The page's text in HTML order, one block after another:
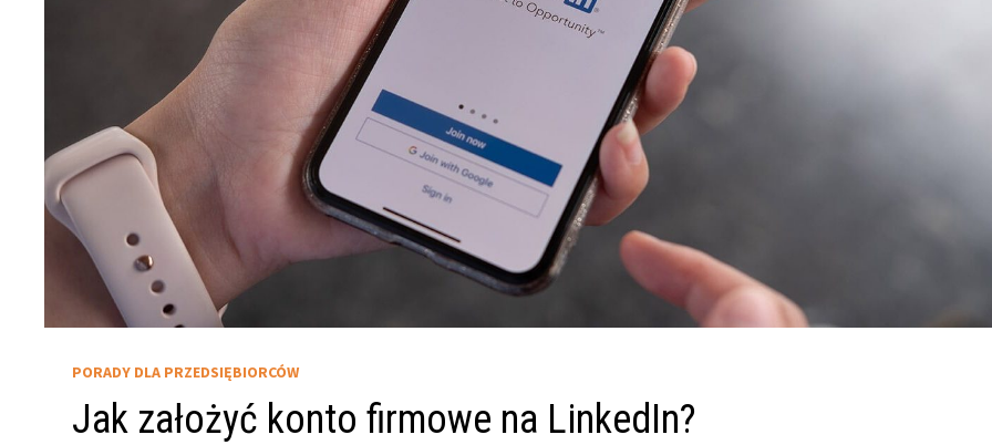
PORADY DLA PRZEDSIĘBIORCÓW
Jak założyć konto firmowe na LinkedIn?